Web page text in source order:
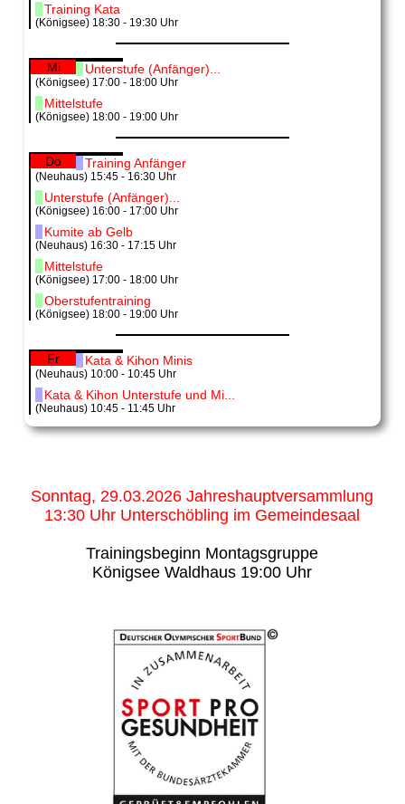
Training Kata
(Königsee) 18:30 - 19:30 Uhr
Mi Unterstufe (Anfänger)...
(Königsee) 17:00 - 18:00 Uhr
Mittelstufe
(Königsee) 18:00 - 19:00 Uhr
Do Training Anfänger
(Neuhaus) 15:45 - 16:30 Uhr
Unterstufe (Anfänger)...
(Königsee) 16:00 - 17:00 Uhr
Kumite ab Gelb
(Neuhaus) 16:30 - 17:15 Uhr
Mittelstufe
(Königsee) 17:00 - 18:00 Uhr
Oberstufentraining
(Königsee) 18:00 - 19:00 Uhr
Fr Kata & Kihon Minis
(Neuhaus) 10:00 - 10:45 Uhr
Kata & Kihon Unterstufe und Mi...
(Neuhaus) 10:45 - 11:45 Uhr
Sonntag, 29.03.2026 Jahreshauptversammlung
13:30 Uhr Unterschöbling im Gemeindesaal
Trainingsbeginn Montagsgruppe
Königsee Waldhaus 19:00 Uhr